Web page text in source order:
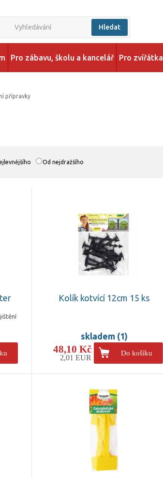
Hledat
Pro zábavu, školu a kancelář Pro zvířátka
přípravky
Od nejdražšího
Kolík kotvící 12cm 15 ks
skladem (1)
48,10 Kč
2,01 EUR
Do košíku